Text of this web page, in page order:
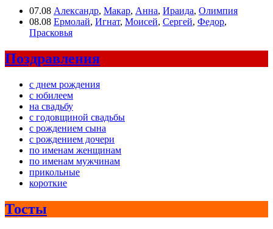
07.08 Александр, Макар, Анна, Ираида, Олимпия
08.08 Ермолай, Игнат, Моисей, Сергей, Федор,
Прасковья
Поздравления
с днем рождения
с юбилеем
на свадьбу
с годовщиной свадьбы
с рождением сына
с рождением дочери
по именам женщинам
по именам мужчинам
прикольные
короткие
Тосты